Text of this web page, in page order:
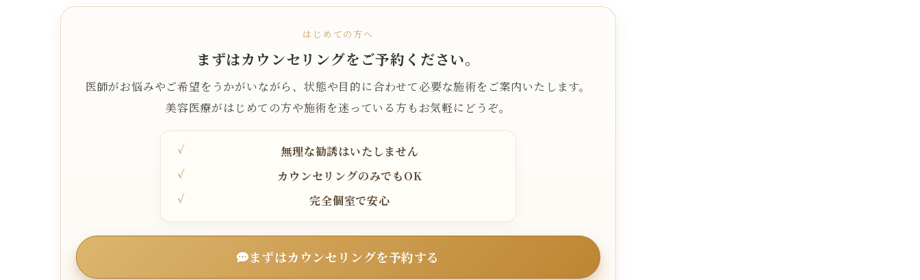
はじめての方へ
まずはカウンセリングをご予約ください。
医師がお悩みやご希望をうかがいながら、状態や目的に合わせて必要な施術をご案内いたします。
美容医療がはじめての方や施術を迷っている方もお気軽にどうぞ。
無理な勧誘はいたしません
カウンセリングのみでもOK
完全個室で安心
まずはカウンセリングを予約する